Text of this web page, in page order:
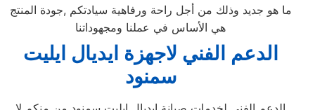
ما هو جديد وذلك من أجل راحة ورفاهية سيادتكم ,جودة المنتج
هي الأساس في عملنا ومجهوداتنا
الدعم الفني لاجهزة ايديال ايليت
سمنود